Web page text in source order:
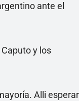
ante el
y los
Alli